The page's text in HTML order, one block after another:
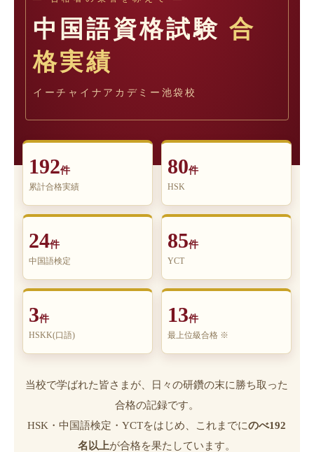
中国語資格試験 合
格実績
イーチャイナアカデミー池袋校
192件
累計合格実績
80件
HSK
24件
中国語検定
85件
YCT
3件
HSKK(口語)
13件
最上位級合格 ※
当校で学ばれた皆さまが、日々の研鑽の末に勝ち取った
合格の記録です。
HSK・中国語検定・YCTをはじめ、これまでにのべ192
名以上が合格を果たしています。